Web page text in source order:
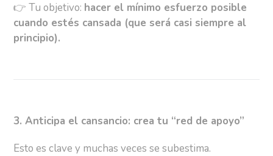
👉 Tu objetivo: hacer el mínimo esfuerzo posible
cuando estés cansada (que será casi siempre al
principio).
3. Anticipa el cansancio: crea tu “red de apoyo”
Esto es clave y muchas veces se subestima.